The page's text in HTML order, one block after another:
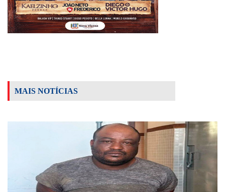
MAIS NOTÍCIAS